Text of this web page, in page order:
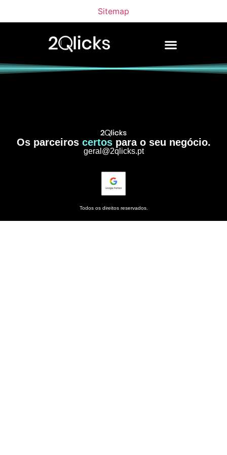
Sitemap
Os parceiros certospara o seu negócio.
geral@2qlicks.pt
Todos os direitos reservados.